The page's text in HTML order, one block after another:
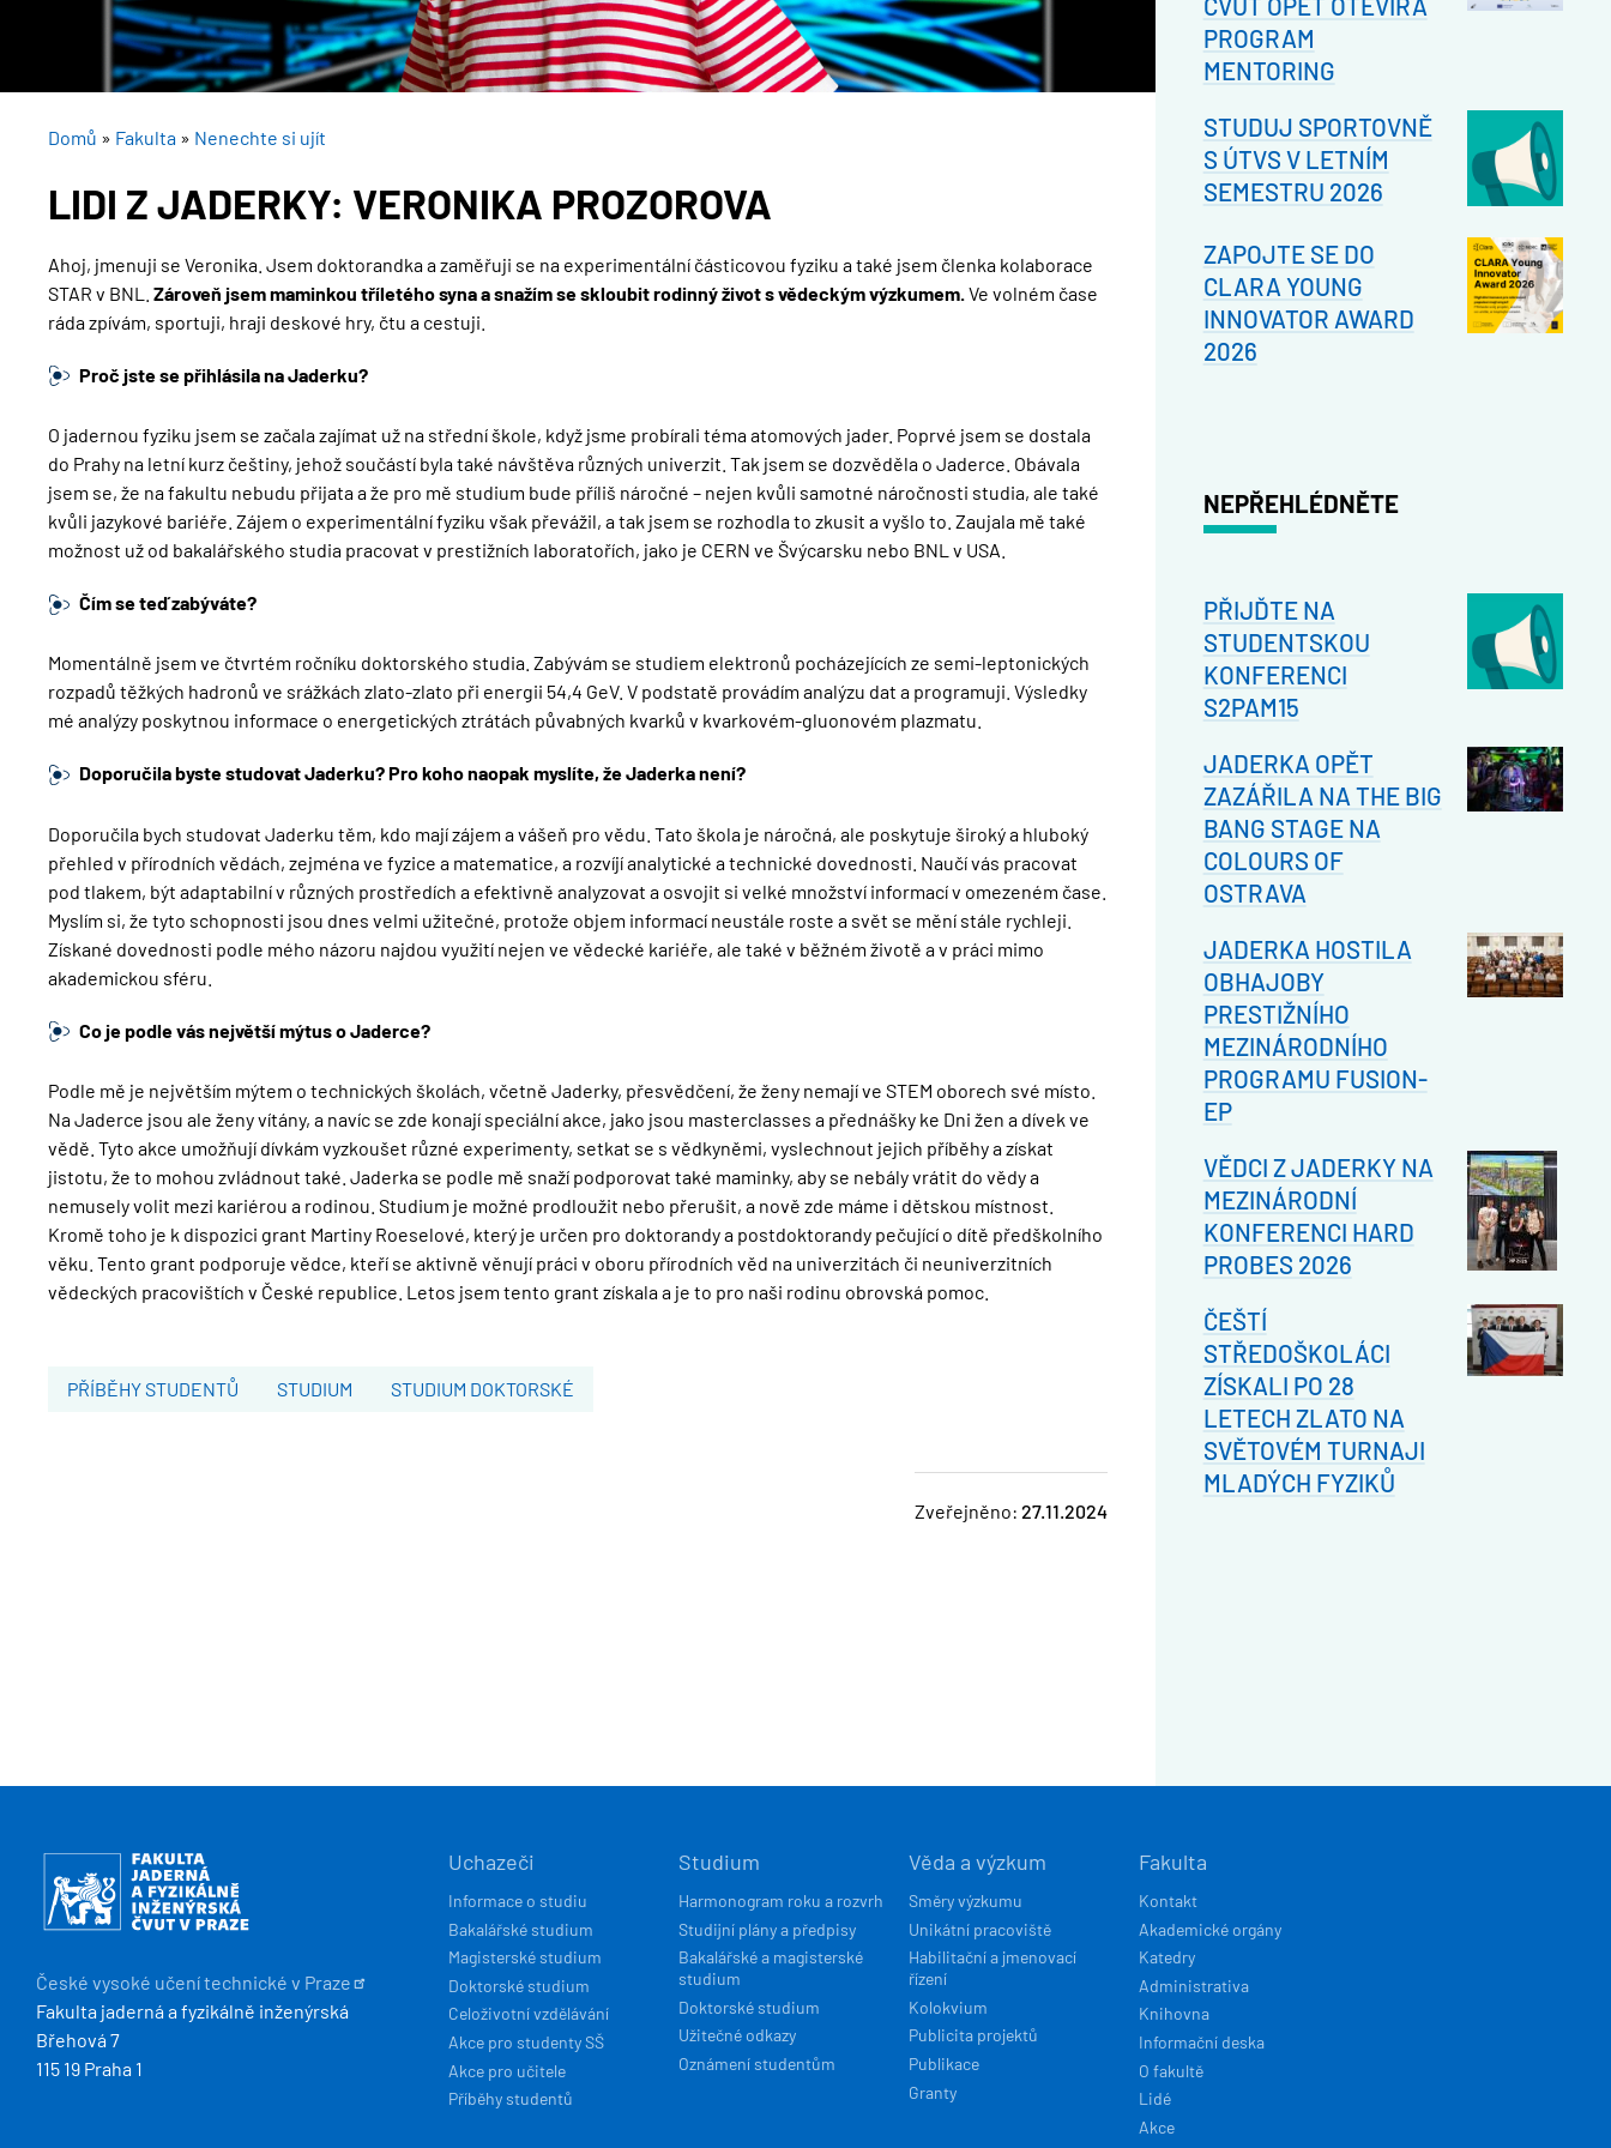
DROBEČKOVÁ
Domů Fakulta Nenechte si ujít
LIDI Z JADERKY: VERONIKA PROZOROVA
Ahoj, jmenuji se Veronika. Jsem doktorandka a zaměřuji se na experimentální částicovou fyziku a také jsem členka kolaborace
STAR v BNL. Zároveň jsem maminkou tříletého syna a snažím se skloubit rodinný život s vědeckým výzkumem. Ve volném čase
ráda zpívám, sportuji, hraji deskové hry, čtu a cestuji.
Proč jste se přihlásila na Jaderku?
O jadernou fyziku jsem se začala zajímat už na střední škole, když jsme probírali téma atomových jader. Poprvé jsem se dostala
do Prahy na letní kurz češtiny, jehož součástí byla také návštěva různých univerzit. Tak jsem se dozvěděla o Jaderce. Obávala
jsem se, že na fakultu nebudu přijata a že pro mě studium bude příliš náročné – nejen kvůli samotné náročnosti studia, ale také
kvůli jazykové bariéře. Zájem o experimentální fyziku však převážil, a tak jsem se rozhodla to zkusit a vyšlo to. Zaujala mě také
možnost už od bakalářského studia pracovat v prestižních laboratořích, jako je CERN ve Švýcarsku nebo BNL v USA.
Čím se teď zabýváte?
Momentálně jsem ve čtvrtém ročníku doktorského studia. Zabývám se studiem elektronů pocházejících ze semi-leptonických
rozpadů těžkých hadronů ve srážkách zlato-zlato při energii 54,4 GeV. V podstatě provádím analýzu dat a programuji. Výsledky
mé analýzy poskytnou informace o energetických ztrátách půvabných kvarků v kvarkovém-gluonovém plazmatu.
Doporučila byste studovat Jaderku? Pro koho naopak myslíte, že Jaderka není?
Doporučila bych studovat Jaderku těm, kdo mají zájem a vášeň pro vědu. Tato škola je náročná, ale poskytuje široký a hluboký
přehled v přírodních vědách, zejména ve fyzice a matematice, a rozvíjí analytické a technické dovednosti. Naučí vás pracovat
pod tlakem, být adaptabilní v různých prostředích a efektivně analyzovat a osvojit si velké množství informací v omezeném čase.
Myslím si, že tyto schopnosti jsou dnes velmi užitečné, protože objem informací neustále roste a svět se mění stále rychleji.
Získané dovednosti podle mého názoru najdou využití nejen ve vědecké kariéře, ale také v běžném životě a v práci mimo
akademickou sféru.
Co je podle vás největší mýtus o Jaderce?
Podle mě je největším mýtem o technických školách, včetně Jaderky, přesvědčení, že ženy nemají ve STEM oborech své místo.
Na Jaderce jsou ale ženy vítány, a navíc se zde konají speciální akce, jako jsou masterclasses a přednášky ke Dni žen a dívek ve
vědě. Tyto akce umožňují dívkám vyzkoušet různé experimenty, setkat se s vědkyněmi, vyslechnout jejich příběhy a získat
jistotu, že to mohou zvládnout také. Jaderka se podle mě snaží podporovat také maminky, aby se nebály vrátit do vědy a
nemusely volit mezi kariérou a rodinou. Studium je možné prodloužit nebo přerušit, a nově zde máme i dětskou místnost.
Kromě toho je k dispozici grant Martiny Roeselové, který je určen pro doktorandy a postdoktorandy pečující o dítě předškolního
věku. Tento grant podporuje vědce, kteří se aktivně věnují práci v oboru přírodních věd na univerzitách či neuniverzitních
vědeckých pracovištích v České republice. Letos jsem tento grant získala a je to pro naši rodinu obrovská pomoc.
PŘÍBĚHY STUDENTŮ STUDIUM STUDIUM DOKTORSKÉ
Zveřejněno: 27.11.2024
PROGRAM
MENTORING
STUDUJ SPORTOVNĚ
S ÚTVS V LETNÍM
SEMESTRU 2026
ZAPOJTE SE DO
CLARA YOUNG
INNOVATOR AWARD
2026
NEPŘEHLÉDNĚTE
PŘIJĎTE NA
STUDENTSKOU
KONFERENCI
S2PAM15
JADERKA OPĚT
ZAZÁŘILA NA THE BIG
BANG STAGE NA
COLOURS OF
OSTRAVA
JADERKA HOSTILA
OBHAJOBY
PRESTIŽNÍHO
MEZINÁRODNÍHO
PROGRAMU FUSION-
EP
VĚDCI Z JADERKY NA
MEZINÁRODNÍ
KONFERENCI HARD
PROBES 2026
ČEŠTÍ
STŘEDOŠKOLÁCI
ZÍSKALI PO 28
LETECH ZLATO NA
SVĚTOVÉM TURNAJI
MLADÝCH FYZIKŮ
HLAVNÍ
NAVIGACE
Uchazeči
Informace o studiu
Bakalářské studium
Magisterské studium
Doktorské studium
Celoživotní vzdělávání
Akce pro studenty SŠ
Akce pro učitele
Příběhy studentů
Studium
Harmonogram roku a rozvrh
Studijní plány a předpisy
Bakalářské a magisterské
studium
Doktorské studium
Užitečné odkazy
Oznámení studentům
Věda a výzkum
Směry výzkumu
Unikátní pracoviště
Habilitační a jmenovací
řízení
Kolokvium
Publicita projektů
Publikace
Granty
Fakulta
Kontakt
Akademické orgány
Katedry
Administrativa
Knihovna
Informační deska
O fakultě
Lidé
Akce
Obrázek
České vysoké učení technické v Praze
Fakulta jaderná a fyzikálně inženýrská
Břehová 7
115 19 Praha 1